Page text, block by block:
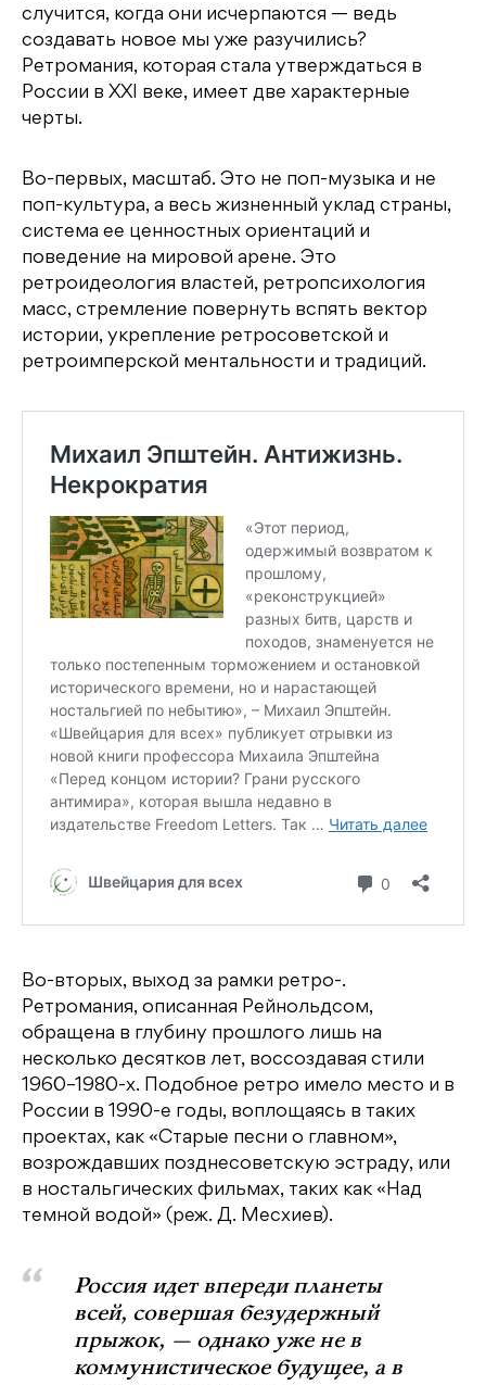
случится, когда они исчерпаются — ведь
создавать новое мы уже разучились?
Ретромания, которая стала утверждаться в
России в XXI веке, имеет две характерные
черты.
Во-первых, масштаб. Это не поп-музыка и не
поп-культура, а весь жизненный уклад страны,
система ее ценностных ориентаций и
поведение на мировой арене. Это
ретроидеология властей, ретропсихология
масс, стремление повернуть вспять вектор
истории, укрепление ретросоветской и
ретроимперской ментальности и традиций.
Во-вторых, выход за рамки ретро-.
Ретромания, описанная Рейнольдсом,
обращена в глубину прошлого лишь на
несколько десятков лет, воссоздавая стили
1960–1980-х. Подобное ретро имело место и в
России в 1990-е годы, воплощаясь в таких
проектах, как «Старые песни о главном»,
возрождавших позднесоветскую эстраду, или
в ностальгических фильмах, таких как «Над
темной водой» (реж. Д. Месхиев).
Россия идет впереди планеты
всей, совершая безудержный
прыжок, — однако уже не в
коммунистическое будущее, а в